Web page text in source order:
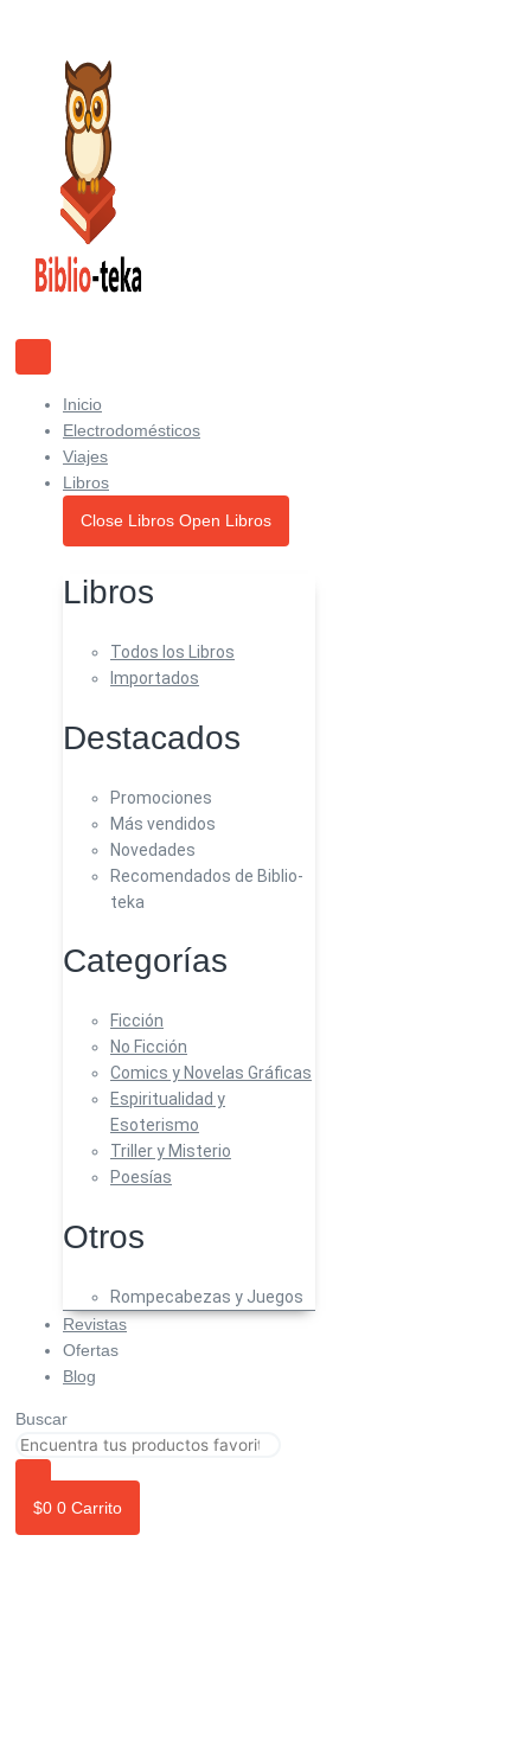
contenido
Inicio
Electrodomésticos
Viajes
Libros
Close Libros Open Libros
Libros
Todos los Libros
Importados
Destacados
Promociones
Más vendidos
Novedades
Recomendados de Biblio-
teka
Categorías
Ficción
No Ficción
Comics y Novelas Gráficas
Espiritualidad y
Esoterismo
Triller y Misterio
Poesías
Otros
Rompecabezas y Juegos
Revistas
Ofertas
Blog
Buscar
$0 0 Carrito